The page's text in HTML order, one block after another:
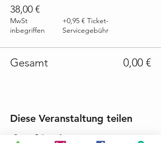
38,00 €
MwSt
inbegriffen
+0,95 € Ticket-
Servicegebühr
Gesamt 0,00 €
Diese Veranstaltung teilen